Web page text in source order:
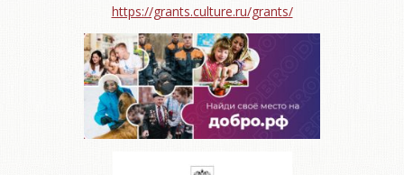
https://grants.culture.ru/grants/